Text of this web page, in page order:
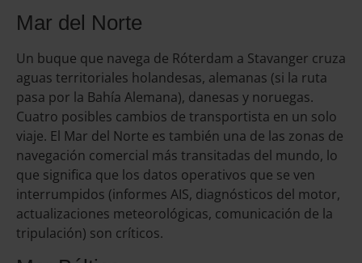
Mar del Norte
Un buque que navega de Róterdam a Stavanger cruza
aguas territoriales holandesas, alemanas (si la ruta
pasa por la Bahía Alemana), danesas y noruegas.
Cuatro posibles cambios de transportista en un solo
viaje. El Mar del Norte es también una de las zonas de
navegación comercial más transitadas del mundo, lo
que significa que los datos operativos que se ven
interrumpidos (informes AIS, diagnósticos del motor,
actualizaciones meteorológicas, comunicación de la
tripulación) son críticos.